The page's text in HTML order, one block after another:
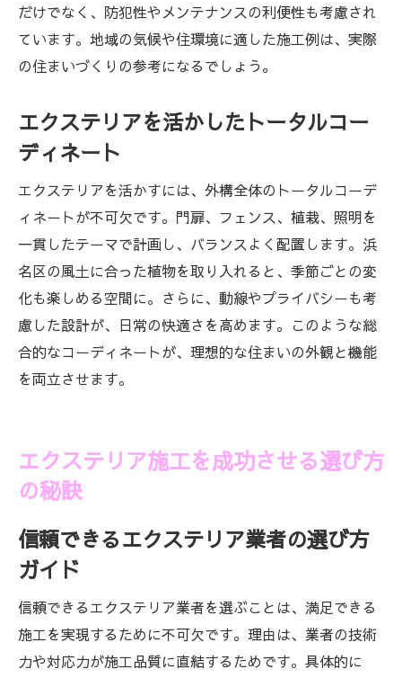
だけでなく、防犯性やメンテナンスの利便性も考慮され
ています。地域の気候や住環境に適した施工例は、実際
の住まいづくりの参考になるでしょう。
エクステリアを活かしたトータルコー
ディネート
エクステリアを活かすには、外構全体のトータルコーデ
ィネートが不可欠です。門扉、フェンス、植栽、照明を
一貫したテーマで計画し、バランスよく配置します。浜
名区の風土に合った植物を取り入れると、季節ごとの変
化も楽しめる空間に。さらに、動線やプライバシーも考
慮した設計が、日常の快適さを高めます。このような総
合的なコーディネートが、理想的な住まいの外観と機能
を両立させます。
エクステリア施工を成功させる選び方
の秘訣
信頼できるエクステリア業者の選び方
ガイド
信頼できるエクステリア業者を選ぶことは、満足できる
施工を実現するために不可欠です。理由は、業者の技術
力や対応力が施工品質に直結するためです。具体的に